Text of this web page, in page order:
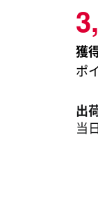
獲
ポ
出
当